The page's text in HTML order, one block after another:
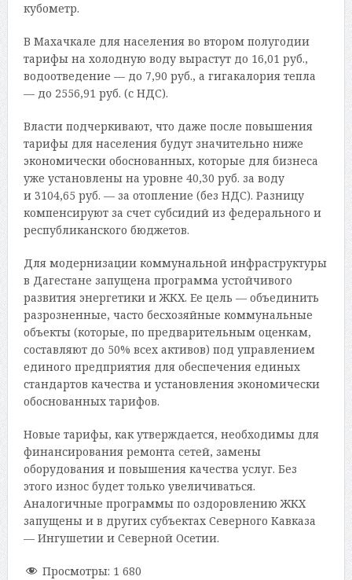
кубометр.
В Махачкале для населения во втором полугодии
тарифы на холодную воду вырастут до 16,01 руб.,
водоотведение — до 7,90 руб., а гигакалория тепла
— до 2556,91 руб. (с НДС).
Власти подчеркивают, что даже после повышения
тарифы для населения будут значительно ниже
экономически обоснованных, которые для бизнеса
уже установлены на уровне 40,30 руб. за воду
и 3104,65 руб. — за отопление (без НДС). Разницу
компенсируют за счет субсидий из федерального и
республиканского бюджетов.
Для модернизации коммунальной инфраструктуры
в Дагестане запущена программа устойчивого
развития энергетики и ЖКХ. Ее цель — объединить
разрозненные, часто бесхозяйные коммунальные
объекты (которые, по предварительным оценкам,
составляют до 50% всех активов) под управлением
единого предприятия для обеспечения единых
стандартов качества и установления экономически
обоснованных тарифов.
Новые тарифы, как утверждается, необходимы для
финансирования ремонта сетей, замены
оборудования и повышения качества услуг. Без
этого износ будет только увеличиваться.
Аналогичные программы по оздоровлению ЖКХ
запущены и в других субъектах Северного Кавказа
— Ингушетии и Северной Осетии.
Просмотры: 1 680